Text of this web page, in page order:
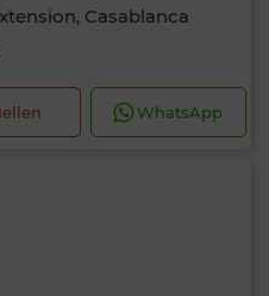
Casablanca
WhatsApp